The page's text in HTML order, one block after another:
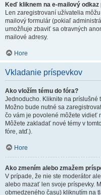
Keď kliknem na e-mailový
Len zaregistrovaní užívatelia
mailový formulár (pokiaľ
umožňuje zbaviť sa otravných
mailové adresy.
Hore
Vkladanie príspevkov
Ako vložím tému do fóra?
Jednoducho. Kliknite na príslušné
Možno bude nutné sa
čo vám je povolené môžete vidieť
Môžete zakladať nové témy v
fóre, atď.).
Hore
Ako zmením alebo zmažem
V prípade, že nie ste moderátor
alebo mazať len svoje príspevky.
obmedzeného času) kliknutím na